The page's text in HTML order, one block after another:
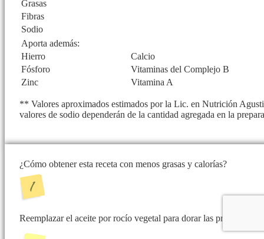
Grasas
Fibras
Sodio
Aporta además:
Hierro
Calcio
Fósforo
Vitaminas del Complejo B
Zinc
Vitamina A
** Valores aproximados estimados por la Lic. en Nutrición
valores de sodio dependerán de la cantidad agregada en la
¿Cómo obtener esta receta con menos grasas y calorías?
Reemplazar el aceite por rocío vegetal para dorar las presas.